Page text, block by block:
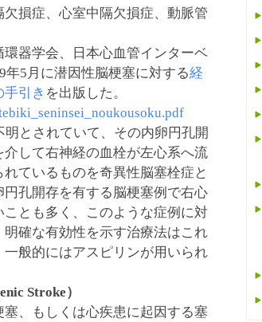
損症、心室中隔欠損症、動脈管
環器学会、日本心血管インターベ
年5月に潜因性脳梗塞に対する経
手引き を出版した。
とされていて、その内卵円孔開
して右神経の血栓が左心系へ流
ているものを奇異性脳塞栓症と
孔開存を有する脳梗塞例で右心
とも多く、このような症例に対
確な有効性を示す治療法はこれ
一般的にはアスピリンが用いられ
Stroke）
、もしくは心疾患に起因する塞